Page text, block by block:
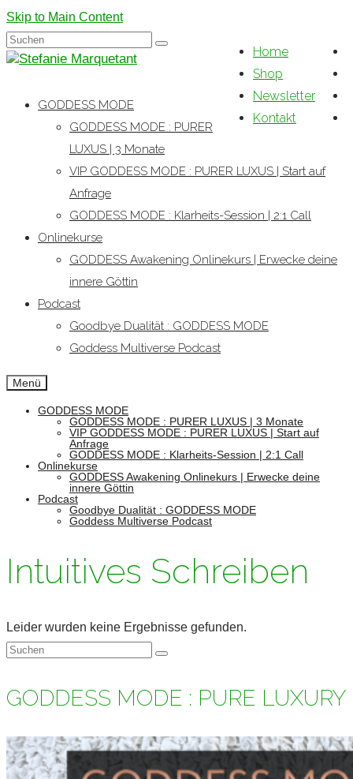
Skip to Main Content
Home
Shop
Newsletter
Kontakt
Suchen
nach:
GODDESS MODE
GODDESS MODE : PURER
LUXUS | 3 Monate
VIP GODDESS MODE : PURER LUXUS | Start auf
Anfrage
GODDESS MODE : Klarheits-Session | 2:1 Call
Onlinekurse
GODDESS Awakening Onlinekurs | Erwecke deine
innere Göttin
Podcast
Goodbye Dualität : GODDESS MODE
Goddess Multiverse Podcast
Menü
GODDESS MODE
GODDESS MODE : PURER LUXUS | 3 Monate
VIP GODDESS MODE : PURER LUXUS | Start auf
Anfrage
GODDESS MODE : Klarheits-Session | 2:1 Call
Onlinekurse
GODDESS Awakening Onlinekurs | Erwecke deine
innere Göttin
Podcast
Goodbye Dualität : GODDESS MODE
Goddess Multiverse Podcast
Intuitives Schreiben
Leider wurden keine Ergebnisse gefunden.
Suchen
GODDESS MODE : PURE LUXURY